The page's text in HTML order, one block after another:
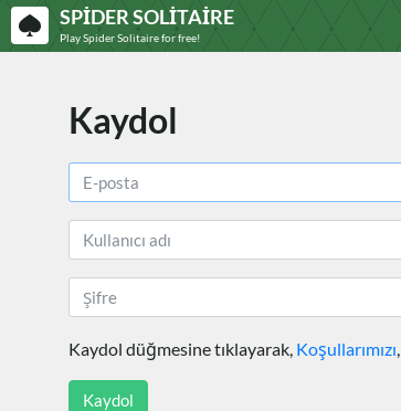
SPIDER SOLITAIRE
Play Spider Solitaire for free!
Kaydol
Kaydol düğmesine tıklayarak, Koşullarımızı,
Kaydol